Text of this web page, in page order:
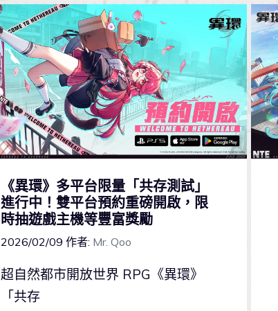
《異環》多平台限量「共存測試」
進行中！雙平台預約重磅開啟，限
時抽遊戲主機等豐富獎勵
2026/02/09 作者: Mr. Qoo
超自然都市開放世界 RPG《異環》
「共存